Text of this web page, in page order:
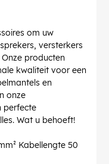
om uw
versterkers
producten
kwaliteit voor een
en
onze
perfecte
Wat u behoeft!
Kabellengte 50